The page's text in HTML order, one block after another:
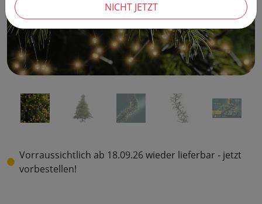
Vorraussichtlich ab 18.09.26 wieder lieferbar - jetzt
vorbestellen!
NICHT JETZT